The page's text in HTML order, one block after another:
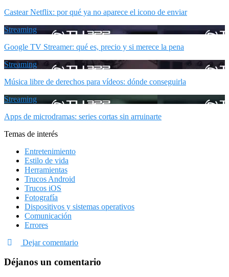
Castear Netflix: por qué ya no aparece el icono de enviar
Streaming
Google TV Streamer: qué es, precio y si merece la pena
Streaming
Música libre de derechos para vídeos: dónde conseguirla
Streaming
Apps de microdramas: series cortas sin arruinarte
Temas de interés
Entretenimiento
Estilo de vida
Herramientas
Trucos Android
Trucos iOS
Fotografía
Dispositivos y sistemas operativos
Comunicación
Errores
Dejar comentario
Déjanos un comentario